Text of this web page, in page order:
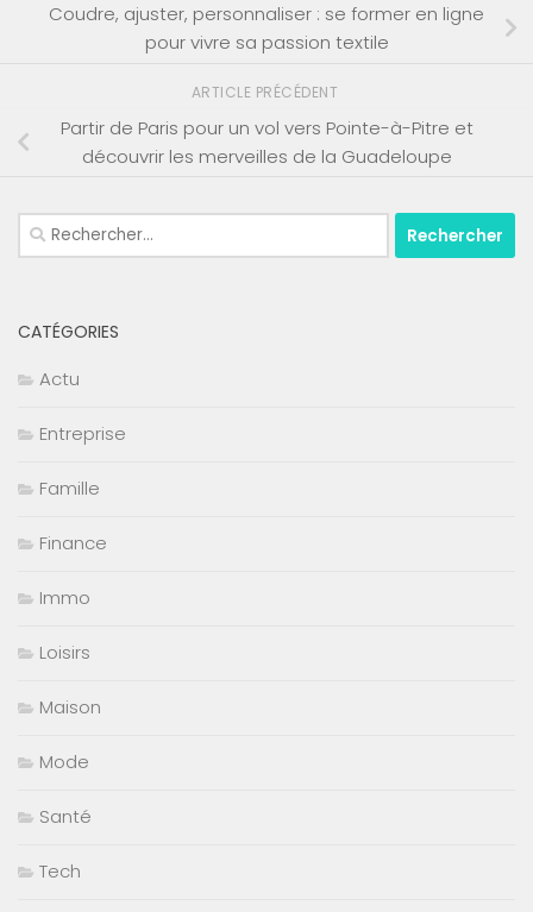
Coudre, ajuster, personnaliser : se former en ligne
pour vivre sa passion textile
ARTICLE PRÉCÉDENT
Partir de Paris pour un vol vers Pointe-à-Pitre et
découvrir les merveilles de la Guadeloupe
Rechercher :
CATÉGORIES
Actu
Entreprise
Famille
Finance
Immo
Loisirs
Maison
Mode
Santé
Tech